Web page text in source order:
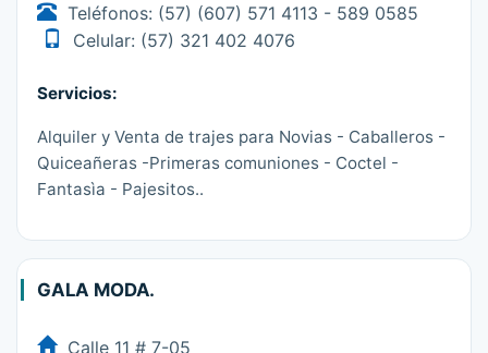
Teléfonos: (57) (607) 571 4113 - 589 0585
Celular: (57) 321 402 4076
Servicios:
Alquiler y Venta de trajes para Novias - Caballeros -
Quiceañeras -Primeras comuniones - Coctel -
Fantasìa - Pajesitos..
GALA MODA.
Calle 11 # 7-05